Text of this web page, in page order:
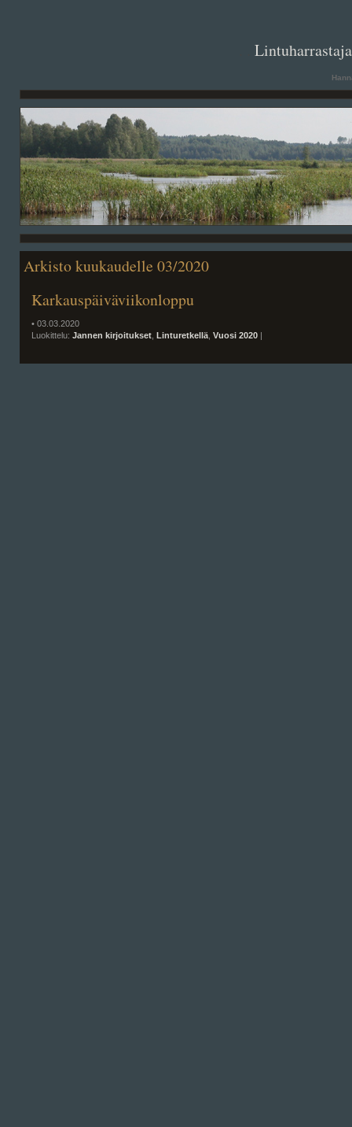
Arkisto kuukaudelle 03/2020
Karkauspäiväviikonloppu
• 03.03.2020
Luokittelu: Jannen kirjoitukset Linturetkellä Vuosi 2020 |